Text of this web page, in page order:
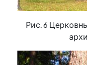
Рис. 6